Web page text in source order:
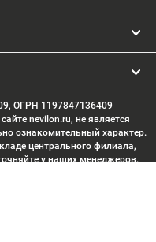
ОГРН 1197847136409
nevilon.ru, не является
ознакомительный характер.
центрального филиала,
у наших менеджеров.